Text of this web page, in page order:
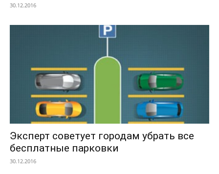
30.12.2016
Эксперт советует городам убрать все
бесплатные парковки
30.12.2016